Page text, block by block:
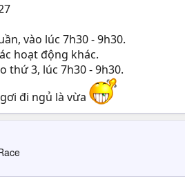
vào lúc 7h30 - 9h30.
hoạt động khác.
thứ 3, lúc 7h30 - 9h30.
đi ngủ là vừa